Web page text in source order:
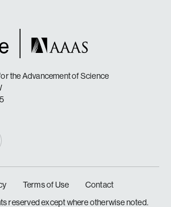
the Advancement of Science
Terms of Use
Contact
reserved except where otherwise noted.